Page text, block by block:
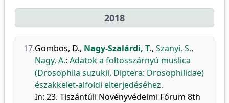
2018
17.Gombos, D., Nagy-Szalárdi, T., Szanyi, S.,
Nagy, A.: Adatok a foltosszárnyú muslica
(Drosophila suzukii, Diptera: Drosophilidae)
északkelet-alföldi elterjedéséhez.
In: 23. Tiszántúli Növényvédelmi Fórum 8th